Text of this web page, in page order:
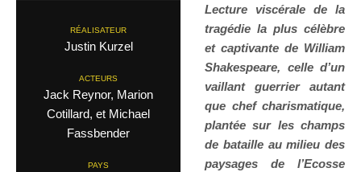
RÉALISATEUR
Justin Kurzel
ACTEURS
Jack Reynor, Marion
Cotillard, et Michael
Fassbender
PAYS
Lecture viscérale de la
tragédie la plus célèbre
et captivante de William
Shakespeare, celle d’un
vaillant guerrier autant
que chef charismatique,
plantée sur les champs
de bataille au milieu des
paysages de l’Ecosse